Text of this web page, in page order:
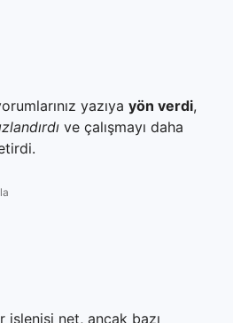
yazıya yön verdi,
ve çalışmayı daha
işlenişi net, ancak bazı